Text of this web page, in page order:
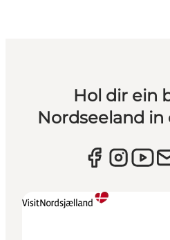
Hol dir ein
Nordseeland in